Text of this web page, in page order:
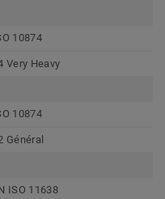
10874
Very Heavy
10874
Général
ISO 11638